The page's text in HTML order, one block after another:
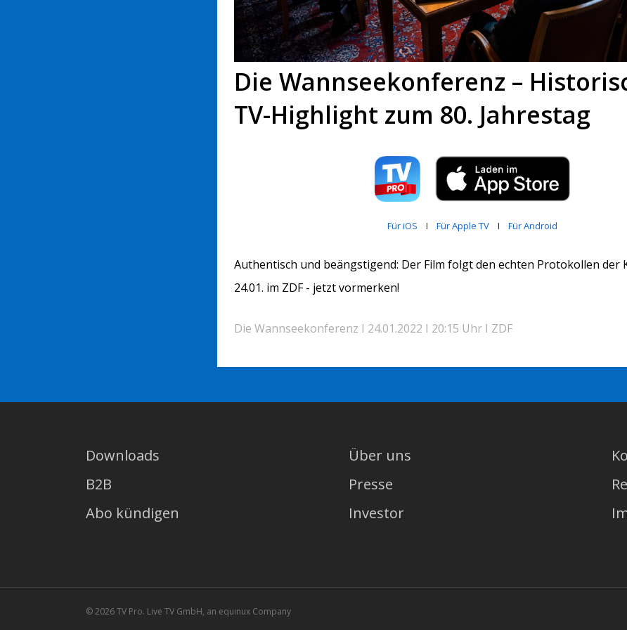
Die Wannseekonferenz –
TV-Highlight zum 80. Jahrestag
Für iOS I Für Apple TV I Für Android
Authentisch und beängstigend: Der Film folgt den echten Protokollen der
24.01. im ZDF - jetzt vormerken!
Die Wannseekonferenz I 24.01.2022 I 20:15 Uhr I ZDF
Downloads
B2B
Abo kündigen
Über uns
Presse
Investor
© 2026 TV Pro. Live TV GmbH, an equinux Company